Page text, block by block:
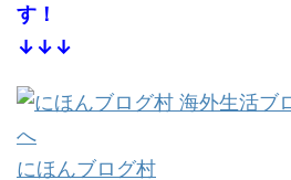
す！
↓↓↓
にほんブログ村